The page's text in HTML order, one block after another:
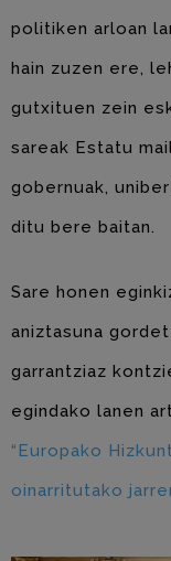
politiken arloan
hain zuzen ere,
gutxituen zein
sareak Estatu
gobernuak,
ditu bere baitan.
Sare honen
aniztasuna
garrantziaz
egindako lanen
“Europako
oinarritutako